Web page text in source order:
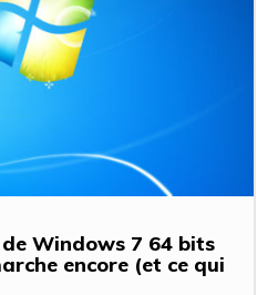
de Windows 7 64 bits
encore (et ce qui